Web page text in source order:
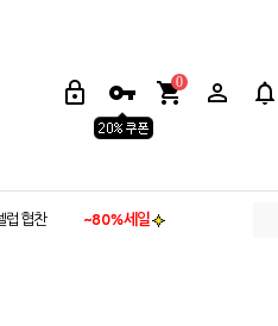
0
럽협찬 ~80%세일